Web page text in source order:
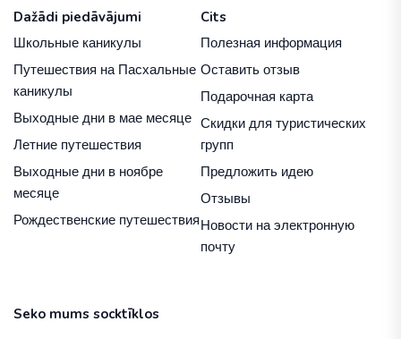
Dažādi piedāvājumi
Школьные каникулы
Путешествия на Пасхальные
каникулы
Выходные дни в мае месяце
Летние путешествия
Выходные дни в ноябре
месяце
Рождественские путешествия
Cits
Полезная информация
Оставить отзыв
Подарочная карта
Скидки для туристических
групп
Предложить идею
Отзывы
Новости на электронную
почту
Seko mums socktīklos